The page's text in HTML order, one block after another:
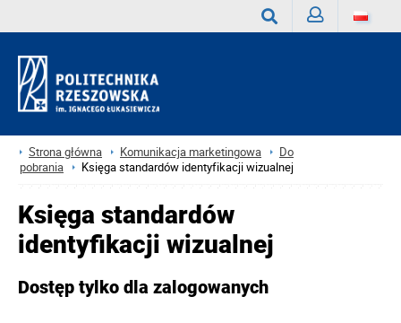
Strona główna Komunikacja marketingowa
Do
pobrania
Księga standardów identyfikacji wizualnej
Księga standardów
identyfikacji wizualnej
Dostęp tylko dla zalogowanych